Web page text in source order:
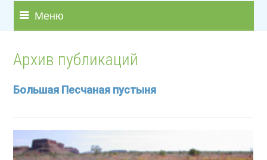
Меню
Архив публикаций
Большая Песчаная пустыня